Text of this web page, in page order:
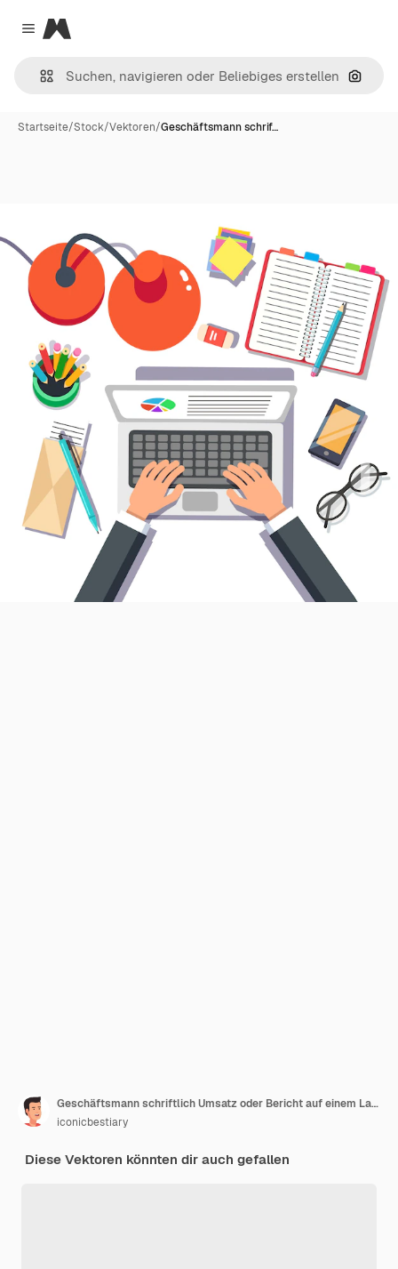
Close menu
Magnific
Nach
Startseite/Stock/Vektoren/Geschäftsmann schrif…
Geschäftsmann schriftlich Umsatz oder Bericht auf einem Laptop
iconicbestiary
Diese Vektoren könnten dir auch gefallen